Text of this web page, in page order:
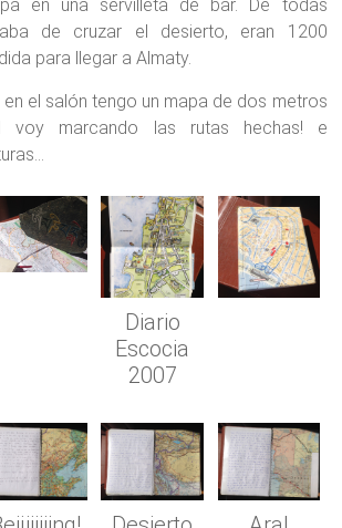
en una servilleta de bar. De todas
de cruzar el desierto, eran 1200
para llegar a Almaty.
el salón tengo un mapa de dos metros
voy marcando las rutas hechas! e
Diario
Escocia
2007